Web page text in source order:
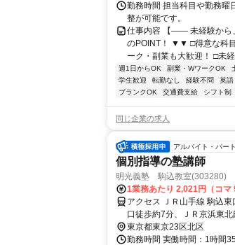
勤務時間 担当科目や勤務曜
整が可能です。
仕事内容 【―― 未経験か
のPOINT！ ▼▼ □得意な科
ーク・副業も大歓迎！ □未
週1日からOK 副業・WワークOK
学生歓迎
転勤なし 経験不問 英語
ブランクOK
交通費支給 シフト制
同じ企業の求人
アルバイト・パート
個別指導の塾講師
明光義塾 駒込教室(303280)
1業務あたり 2,021円（コマ
アクセス ＪＲ山手線 駒込
口徒歩約7分、ＪＲ京浜東
分
東京都東京23区北区
勤務時間 実働時間：1時間